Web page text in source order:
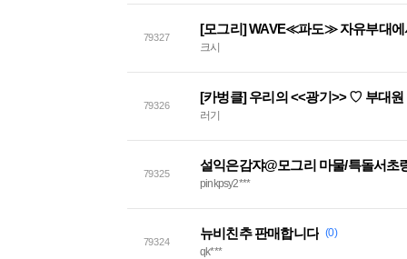
79327
[모그리] WAVE≪파도≫ 자유부대에
크시
79326
[카벙클] 우리의 <<광기>> ♡ 부대
러기
79325
설익은감쟈@모그리 마물/특돌서초
pinkpsy2***
79324
뉴비친추 판매합니다 (0)
qk***